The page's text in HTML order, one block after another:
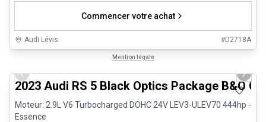
Commencer votre achat
Audi Lévis #D2718A
Mention légale
Véhicules d'occasion certifiés
Previous slide Next
2023 Audi RS 5 Black Optics Package B&O
Moteur: 2.9L V6 Turbocharged DOHC 24V LEV3-ULEV70 444hp -
Essence